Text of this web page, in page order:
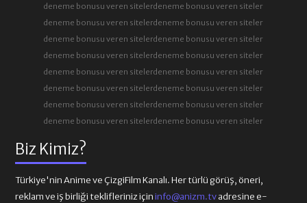
Biz Kimiz?
Türkiye'nin Anime ve ÇizgiFilm Kanalı. Her türlü görüş, öneri,
reklam ve iş birliği teklifleriniz içininfo@anizm.tvadresine e-
deneme bonusu veren sitelerdeneme bonusu veren siteler
deneme bonusu veren sitelerdeneme bonusu veren siteler
deneme bonusu veren sitelerdeneme bonusu veren siteler
deneme bonusu veren sitelerdeneme bonusu veren siteler
deneme bonusu veren sitelerdeneme bonusu veren siteler
deneme bonusu veren sitelerdeneme bonusu veren siteler
deneme bonusu veren sitelerdeneme bonusu veren siteler
deneme bonusu veren sitelerdeneme bonusu veren siteler